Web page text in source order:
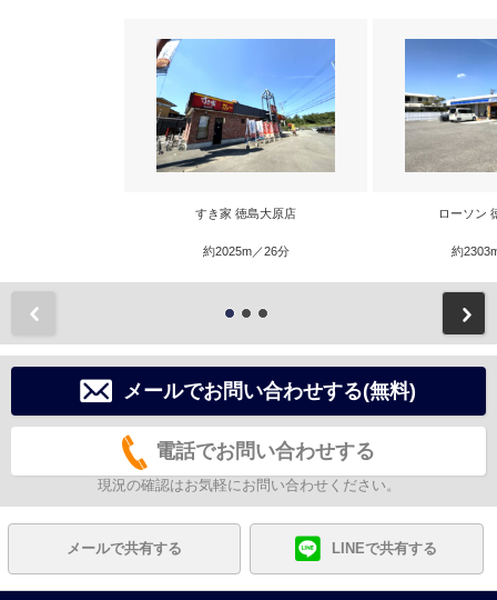
すき家 徳島大原店
約2025m／26分
ローソン
約
メールでお問い合わせする(無料)
電話でお問い合わせする
現況の確認はお気軽にお問い合わせください。
メールで共有する LINEで共有する